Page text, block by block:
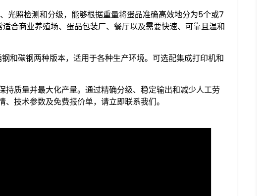
光照检测和分级，能够根据重量将蛋品准确高效地分为5个或7
适合商业养殖场、蛋品包装厂、餐厅以及需要快速、可靠且温和
和碳钢两种版本，适用于各种生产环境。可选配集成打印机和
质量并最大化产量。通过精确分级、稳定输出和减少人工劳
技术参数及免费报价单，请立即联系我们。